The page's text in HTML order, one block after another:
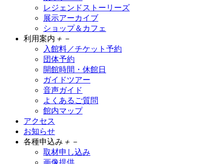
レジェンドストーリーズ
展示アーカイブ
ショップ＆カフェ
利用案内 ＋ －
入館料／チケット予約
団体予約
開館時間・休館日
ガイドツアー
音声ガイド
よくあるご質問
館内マップ
アクセス
お知らせ
各種申込み ＋ －
取材申し込み